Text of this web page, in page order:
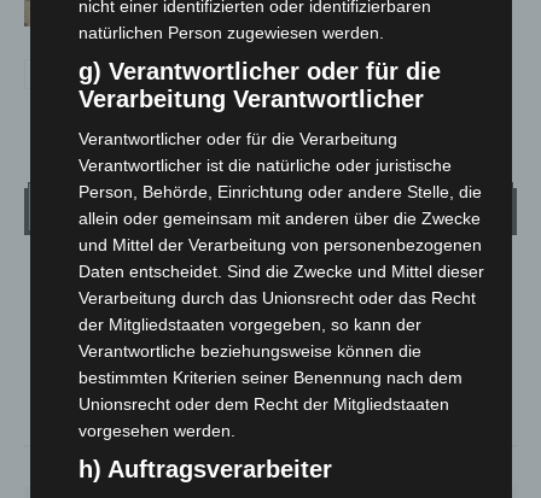
Wetter
LANGENHAGEN
Überwiegend Bewölkt
18.9°C 19°
18.8°
72% 2.3m/s
nicht einer identifizierten oder identifizierbaren
natürlichen Person zugewiesen werden.
g) Verantwortlicher oder für die
Verarbeitung Verantwortlicher
Verantwortlicher oder für die Verarbeitung
Verantwortlicher ist die natürliche oder juristische
Person, Behörde, Einrichtung oder andere Stelle, die
allein oder gemeinsam mit anderen über die Zwecke
und Mittel der Verarbeitung von personenbezogenen
Daten entscheidet. Sind die Zwecke und Mittel dieser
Verarbeitung durch das Unionsrecht oder das Recht
der Mitgliedstaaten vorgegeben, so kann der
Verantwortliche beziehungsweise können die
bestimmten Kriterien seiner Benennung nach dem
Unionsrecht oder dem Recht der Mitgliedstaaten
vorgesehen werden.
h) Auftragsverarbeiter